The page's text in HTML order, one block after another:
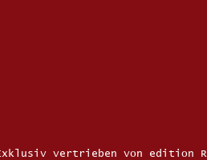
vertrieben von edition